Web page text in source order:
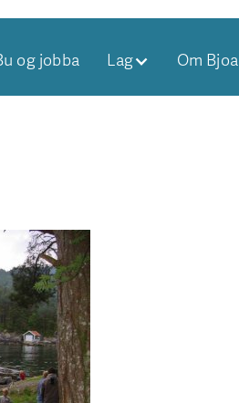
og jobba Lag Om Bjoa